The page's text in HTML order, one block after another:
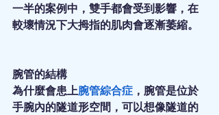
一半的案例中，雙手都會受到影響，在
較壞情況下大拇指的肌肉會逐漸萎縮。
腕管的結構
為什麼會患上腕管綜合症 ，腕管是位於
手腕內的隧道形空間，可以想像隧道的